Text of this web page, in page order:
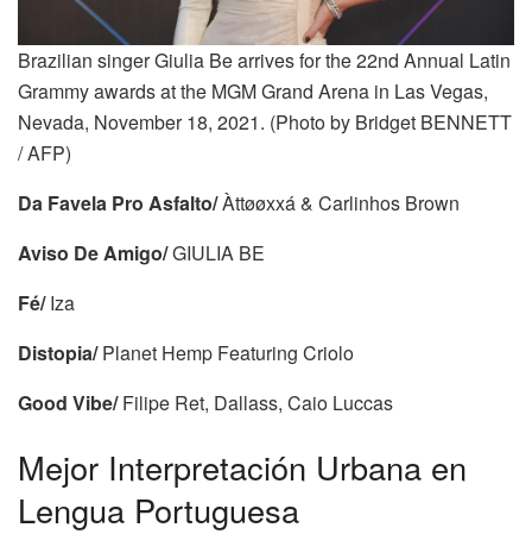
Brazilian singer Giulia Be arrives for the 22nd Annual Latin
Grammy awards at the MGM Grand Arena in Las Vegas,
Nevada, November 18, 2021. (Photo by Bridget BENNETT
/ AFP)
Da Favela Pro Asfalto/Àttøøxxá & Carlinhos Brown
Aviso De Amigo/GIULIA BE
Fé/Iza
Distopia/Planet Hemp Featuring Criolo
Good Vibe/Filipe Ret, Dallass, Caio Luccas
Mejor Interpretación Urbana en
Lengua Portuguesa